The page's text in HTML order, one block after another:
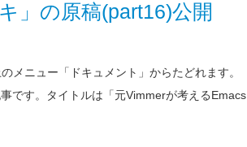
」の原稿(part16)公開
メニュー「ドキュメント」からたどれます。
です。タイトルは「元Vimmerが考えるEmacs